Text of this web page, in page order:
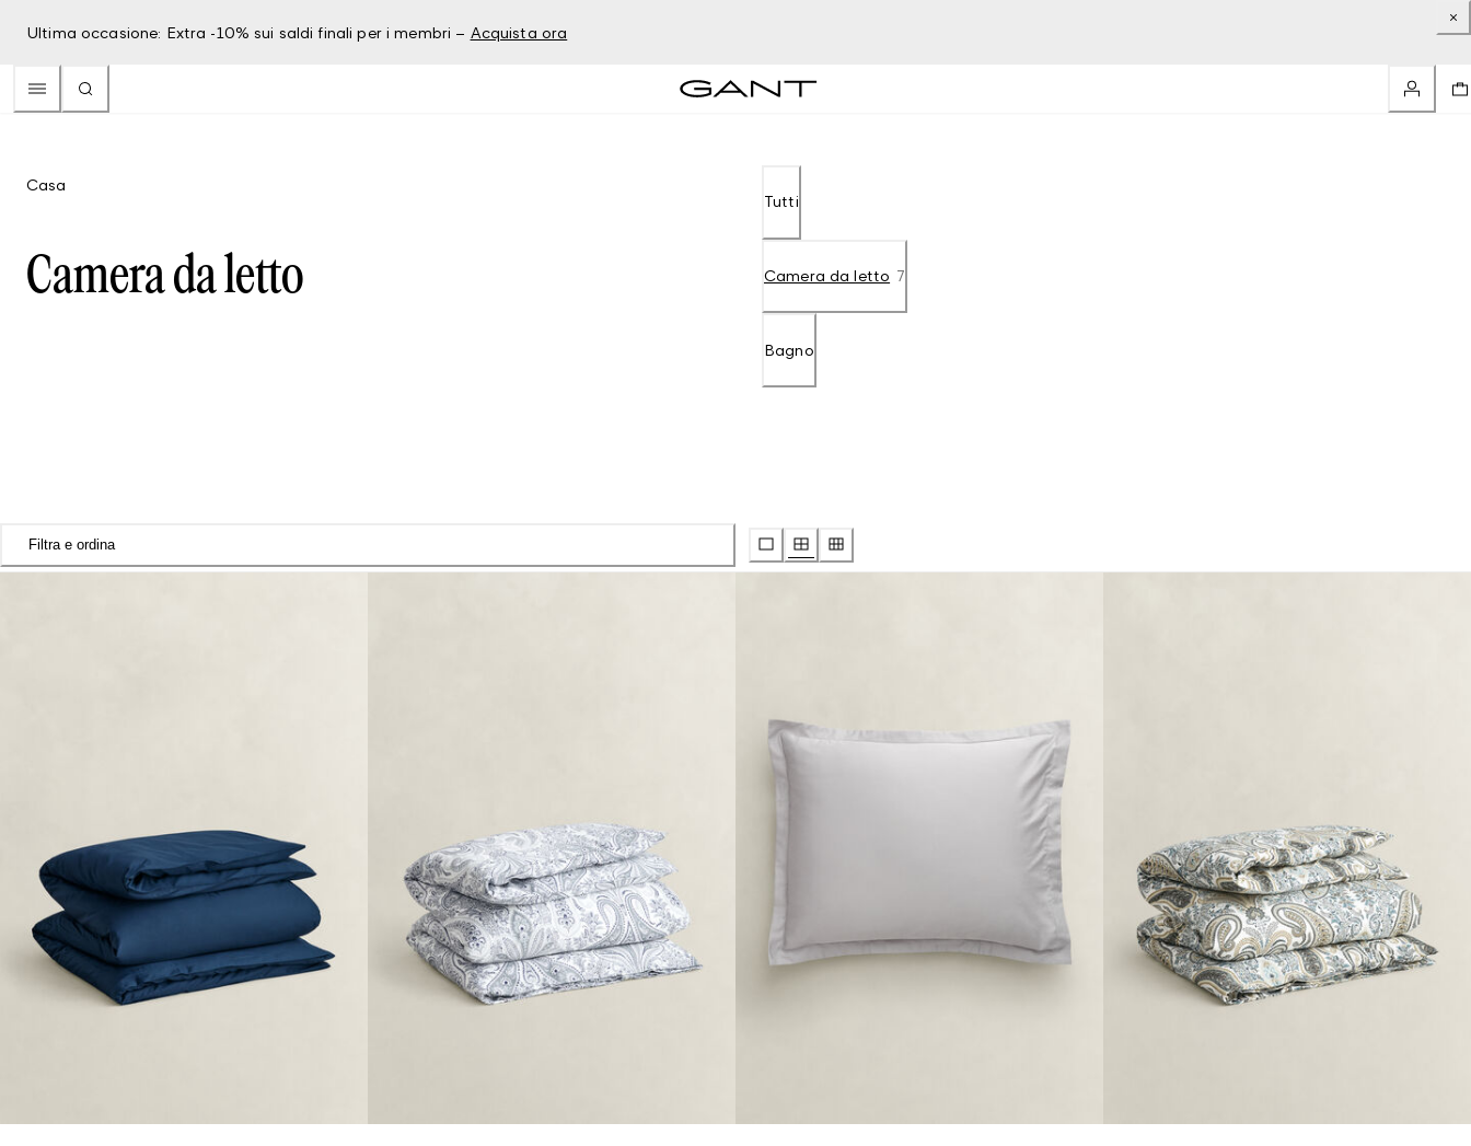
Ultima occasione: Extra -10% sui saldi finali per i membri – Acquista ora
Casa
Camera da letto
Tutti
Camera da letto 7
Bagno
Filtra e ordina